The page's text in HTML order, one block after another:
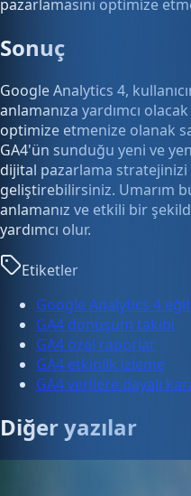
pazarlamasını optimize
Sonuç
Google Analytics 4,
anlamanıza yardımcı
optimize etmenize olanak
GA4'ün sunduğu yeni ve
dijital pazarlama
geliştirebilirsiniz. Umarım
anlamanız ve etkili bir
yardımcı olur.
Etiketler
Google Analytics 4
GA4 dönüşüm takibi
GA4 özel raporlar
GA4 etkinlik izleme
GA4 verilere dayalı
Diğer yazılar